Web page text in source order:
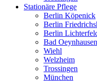
Stationäre Pflege
Berlin Köpenick
Berlin
Berlin
Bad Oeynhausen
Wiehl
Welzheim
Trossingen
München